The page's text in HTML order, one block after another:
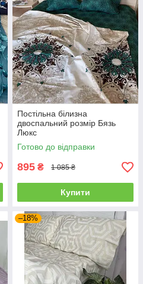
Постільна білизна
двоспальний розмір Бязь
Люкс
Готово до відправки
895 ₴ 1 085 ₴
Купити
–18%